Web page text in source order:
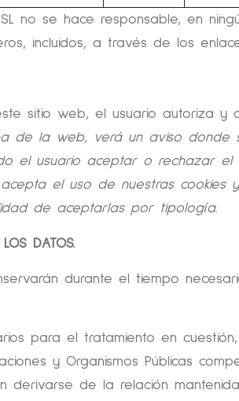
SL no se hace responsable,
incluidos, a través de los
sitio web, el usuario autoriza y
la web, verá un aviso donde
el usuario aceptar o rechazar
el uso de nuestras cookies
de aceptarlas por tipología.
DATOS.
durante el tiempo
para el tratamiento en
y Organismos Públicas
derivarse de la relación